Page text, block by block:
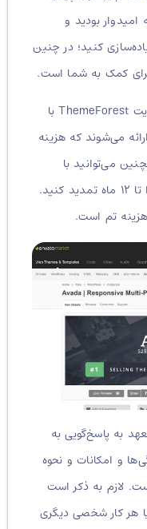
بودید و
کنید؛ در چنین
کمک به شما است.
از سال ۲۰۱۹ تمام تم‌های موجود در سایت ThemeForest با
می‌شوند که هزینه
با
پرداخت هزینه بیشتر، این پشتیبانی را تا ۱۲ ماه تمدید کنید.
پاسخ‌گویی به
امکانات و نحوه
به ذکر است
شخصی دیگری